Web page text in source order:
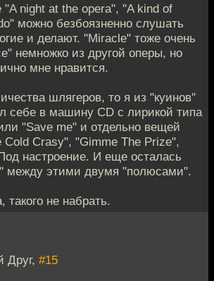
night at the opera", "A kind of
можно безбоязненно слушать
и делают. "Miracle" тоже очень
немножко из другой оперы, но
мне нравится.
шлягеров, то я из "куинов"
себе в машину CD с лирикой типа
"Save me" и отдельно вещей
Cold Crasy", "Gimme The Prize",
настроение. И еще осталась
между этими двумя "полюсами".
такого не набрать.
Друг, #15